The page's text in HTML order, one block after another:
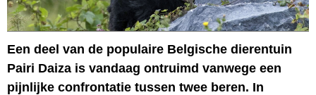
Een deel van de populaire Belgische dierentuin
Pairi Daiza is vandaag ontruimd vanwege een
pijnlijke confrontatie tussen twee beren. In